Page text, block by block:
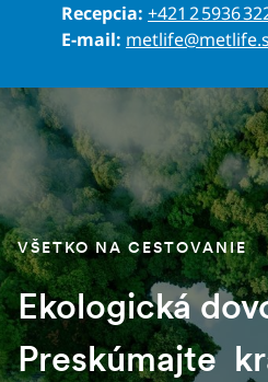
Recepcia: +421 2 5936
E-mail:
VŠETKO NA CESTOVANIE
Ekologická
Preskúmajte